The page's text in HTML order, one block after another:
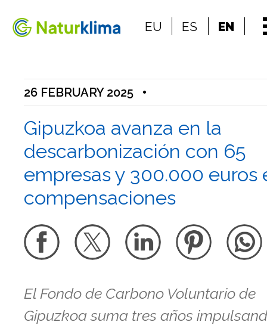
Go to the content
EU ES EN
26 FEBRUARY 2025 •
Gipuzkoa avanza en la
descarbonización con 65
empresas y 300.000 euros
compensaciones
El Fondo de Carbono Voluntario de
Gipuzkoa suma tres años